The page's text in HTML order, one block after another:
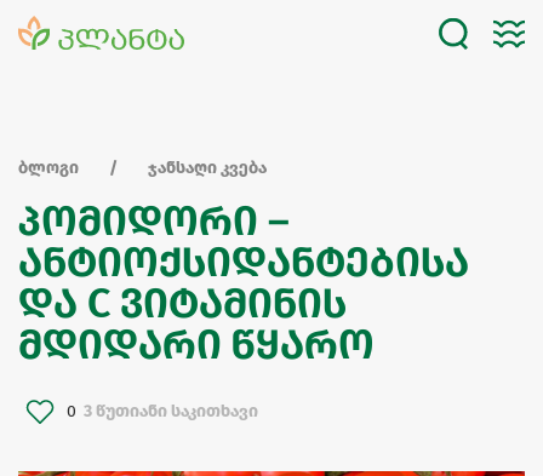
ბლოგი ჯანსაღი კვება
პომიდორი –
ანტიოქსიდანტებისა
და C ვიტამინის
მდიდარი წყარო
0 3 წუთიანი საკითხავი